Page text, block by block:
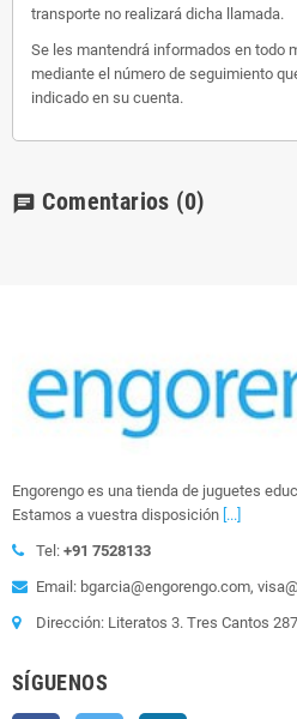
transporte no realizará dicha llamada.
Se les mantendrá informados en todo
mediante el número de seguimiento
indicado en su cuenta.
chat Comentarios (0)
Engorengo es una tienda de juguetes
Estamos a vuestra disposición [...]
Tel: +91 7528133
Email: bgarcia@engorengo.com,
Dirección: Literatos 3. Tres Cantos
SÍGUENOS